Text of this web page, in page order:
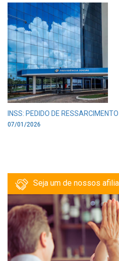
INSS: PEDIDO DE
07/01/2026
Seja um de nossos